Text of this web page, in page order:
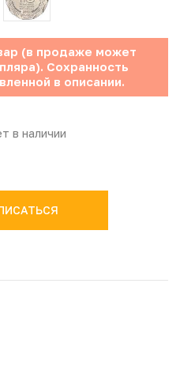
(в продаже может
Сохранность
в описании.
в наличии